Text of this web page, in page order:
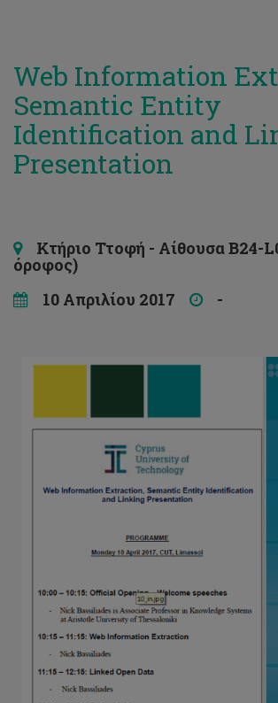
Web Information
Semantic Entity
Identification and
Presentation
Κτήριο Ττοφή - Αίθουσα B24-
όροφος)
10 Απριλίου 2017
-